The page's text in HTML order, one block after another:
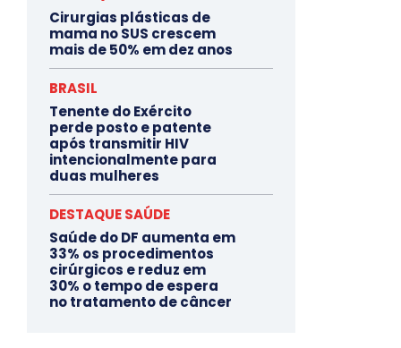
Cirurgias plásticas de
mama no SUS crescem
mais de 50% em dez anos
BRASIL
Tenente do Exército
perde posto e patente
após transmitir HIV
intencionalmente para
duas mulheres
DESTAQUE SAÚDE
Saúde do DF aumenta em
33% os procedimentos
cirúrgicos e reduz em
30% o tempo de espera
no tratamento de câncer